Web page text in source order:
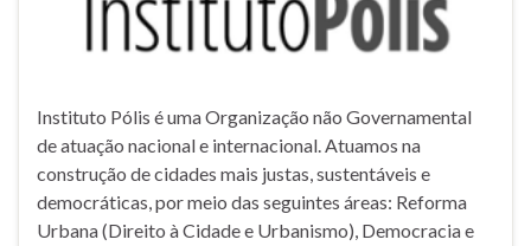
Instituto Pólis é uma Organização não Governamental
de atuação nacional e internacional. Atuamos na
construção de cidades mais justas, sustentáveis e
democráticas, por meio das seguintes áreas: Reforma
Urbana (Direito à Cidade e Urbanismo), Democracia e